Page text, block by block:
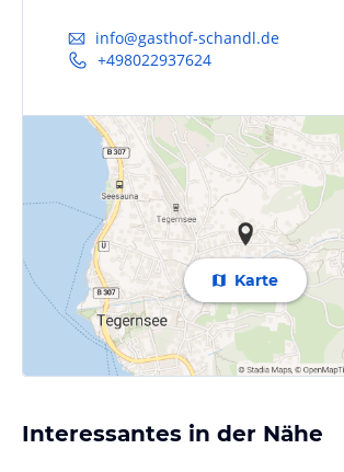
info@gasthof-schandl.de
+498022937624
Karte
Interessantes in der Nähe